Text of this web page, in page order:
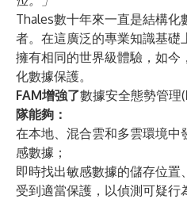
Thales數十年來一直是結構
者。在這廣泛的專業知識基礎
擁有相同的世界級體驗，如今
化數據保護。
FAM增強了數據安全態勢管理(
隊能夠：
在本地、混合雲和多雲環境中
感數據；
即時找出敏感數據的儲存位
受到適當保護，以偵測可疑行